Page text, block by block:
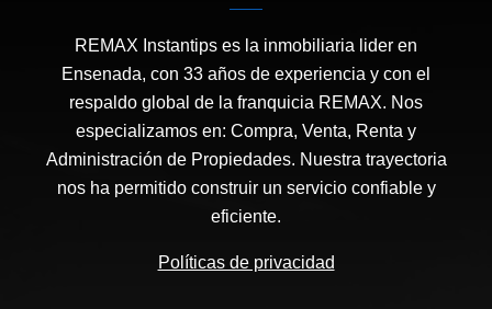
REMAX Instantips es la inmobiliaria lider en
Ensenada, con 33 años de experiencia y con el
respaldo global de la franquicia REMAX. Nos
especializamos en: Compra, Venta, Renta y
Administración de Propiedades. Nuestra trayectoria
nos ha permitido construir un servicio confiable y
eficiente.
Políticas de privacidad